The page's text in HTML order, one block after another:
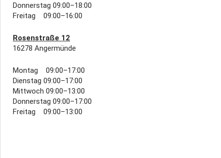
Donnerstag 09:00–18:00
Freitag 09:00–16:00
Rosenstraße 12
16278 Angermünde
Montag 09:00–17:00
Dienstag 09:00–17:00
Mittwoch 09:00–13:00
Donnerstag 09:00–17:00
Freitag 09:00–13:00